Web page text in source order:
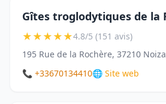
Gîtes troglodytiques de la
★★★★★4.8/5 (151 avis)
195 Rue de la Rochère, 37210
📞 +33670134410🌐 Site web